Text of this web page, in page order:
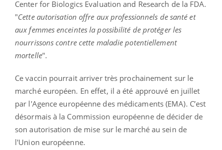
Center for Biologics Evaluation and Research de la FDA.
"Cette autorisation offre aux professionnels de santé et
aux femmes enceintes la possibilité de protéger les
nourrissons contre cette maladie potentiellement
mortelle".
Ce vaccin pourrait arriver très prochainement sur le
marché européen. En effet, il a été approuvé en juillet
par l'Agence européenne des médicaments (EMA). C’est
désormais à la Commission européenne de décider de
son autorisation de mise sur le marché au sein de
l'Union européenne.